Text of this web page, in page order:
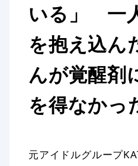
いる」 一
を抱え込ん
んが覚醒剤
を得なかっ
元アイドルグループ